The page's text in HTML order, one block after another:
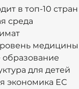
в топ-10
среда
медицины
образование
для детей
экономика ЕС